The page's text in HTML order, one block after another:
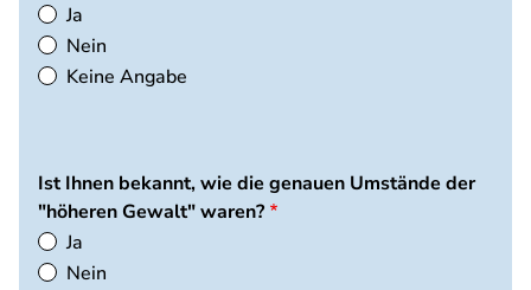
Ja
Nein
Keine Angabe
Ist Ihnen bekannt, wie die genauen Umstände der
"höheren Gewalt" waren?
Ja
Nein